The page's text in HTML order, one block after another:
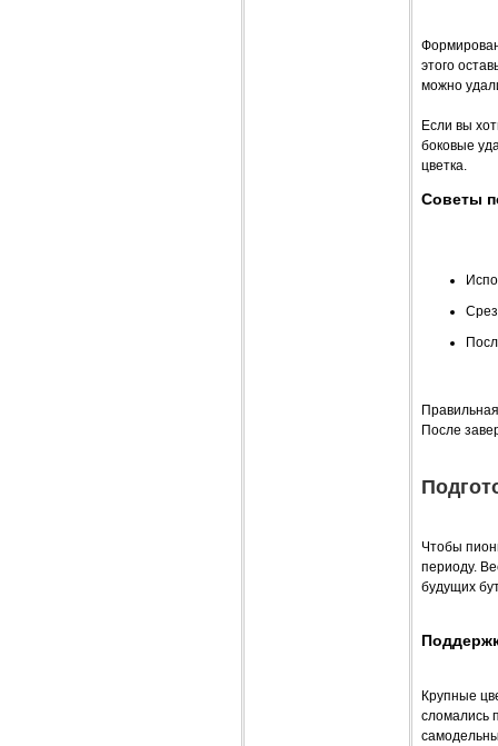
этого
можно
Если вы
боковые
цветка.
Советы
После
Чтобы
периоду.
будущих
Крупные
сломались